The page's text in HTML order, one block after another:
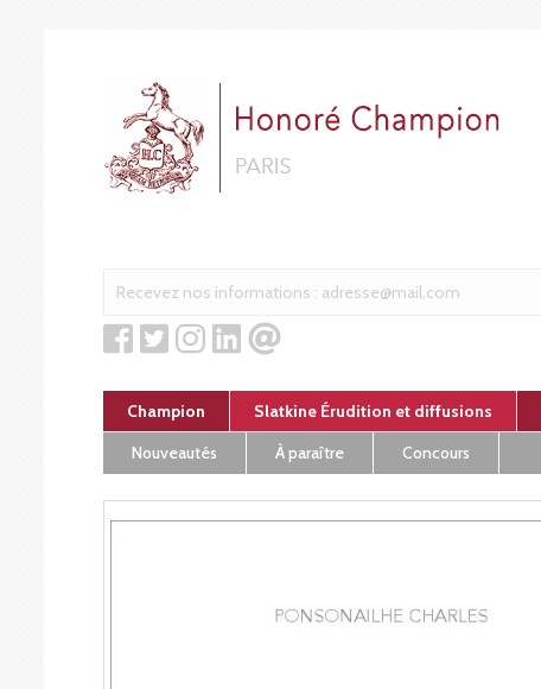
Champion Slatkine Érudition et diffusions
Nouveautés
À paraître Concours